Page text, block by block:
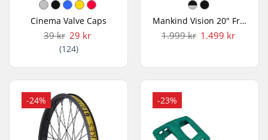
Cinema Valve Caps
39 kr 29 kr
(124)
Mankind Vision 20" Freecoaster BMX Baghjul
1.999 kr 1.499 kr
-24% -23%